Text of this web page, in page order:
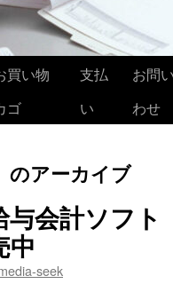
買い物
ゴ
支払
い
お問
わせ
のアーカイブ
会計ソフト
seek